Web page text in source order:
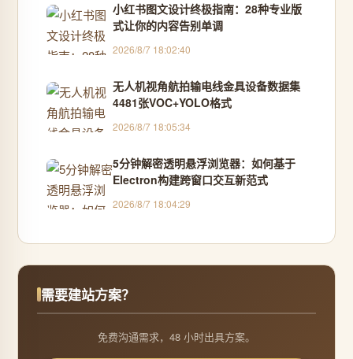
小红书图文设计终极指南：28种专业版
式让你的内容告别单调
2026/8/7 18:02:40
无人机视角航拍输电线金具设备数据集
4481张VOC+YOLO格式
2026/8/7 18:05:34
5分钟解密透明悬浮浏览器：如何基于
Electron构建跨窗口交互新范式
2026/8/7 18:04:29
需要建站方案？
免费沟通需求，48 小时出具方案。